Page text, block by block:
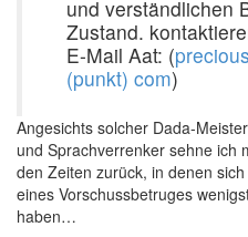
und verständlichen
Zustand.
E-Mail Aat: (
(punkt) com)
Angesichts solcher Dada-
und Sprachverrenker sehne ich
den Zeiten zurück, in denen
eines Vorschussbetruges
haben…